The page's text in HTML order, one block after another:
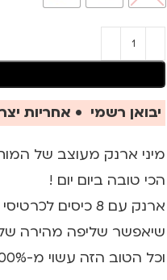
יבואן רשמי • אחריות
הכי טובה ביום יום !
ארנק עם 8
שיאפשר שליפה מהירה
וכל הטוב הזה עשוי מ-100% חומרים ממוחזרים.